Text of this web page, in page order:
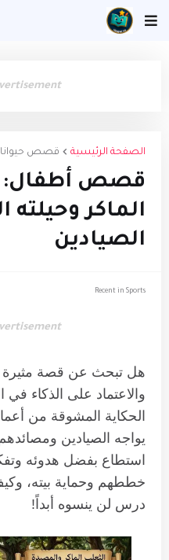
الصفحة الرئيسية قصص
قصص أطفال:
الماكر وحيلته
الصيادين
Recent in Sports
هل تبحث عن قصة مثيرة
والاعتماد على الذكاء
الحكاية المشوقة من
يواجه الصيادين
استطاع بفضل هدوئه
خططهم وحماية بيته،
درس لن ينسوه أبداً!